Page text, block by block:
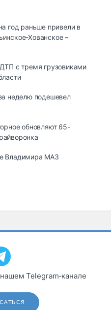
год раньше привели в
Хованское –
с тремя грузовиками
неделю подешевел
обновляют 65-
Владимира МАЗ
Telegram‑канале